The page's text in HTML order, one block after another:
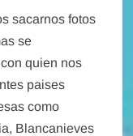
sacarnos fotos
se
quien nos
paises
como
Blancanieves